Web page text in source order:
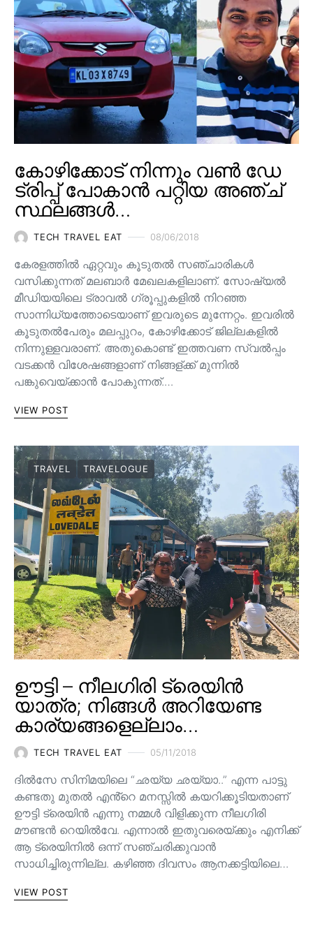
കോഴിക്കോട് നിന്നും വൺ ഡേ
ട്രിപ്പ് പോകാൻ പറ്റിയ അഞ്ച്
സ്ഥലങ്ങൾ…
TECH TRAVEL EAT 08/06/2018
കേരളത്തിൽ ഏറ്റവും കൂടുതൽ സഞ്ചാരികൾ
വസിക്കുന്നത് മലബാർ മേഖലകളിലാണ്. സോഷ്യൽ
മീഡിയയിലെ ട്രാവൽ ഗ്രൂപ്പുകളിൽ നിറഞ്ഞ
സാന്നിധ്യത്തോടെയാണ് ഇവരുടെ മുന്നേറ്റം. ഇവരിൽ
കൂടുതൽപേരും മലപ്പുറം, കോഴിക്കോട് ജില്ലകളിൽ
നിന്നുള്ളവരാണ്. അതുകൊണ്ട് ഇത്തവണ സ്വൽപ്പം
വടക്കൻ വിശേഷങ്ങളാണ് നിങ്ങള്ക്ക് മുന്നിൽ
പങ്കുവെയ്ക്കാൻ പോകുന്നത്.…
VIEW POST
TRAVEL TRAVELOGUE
ഊട്ടി – നീലഗിരി ട്രെയിൻ
യാത്ര; നിങ്ങൾ അറിയേണ്ട
കാര്യങ്ങളെല്ലാം…
TECH TRAVEL EAT 05/11/2018
ദിൽസേ സിനിമയിലെ “ഛയ്യ ഛയ്യാ..” എന്ന പാട്ടു
കണ്ടതു മുതൽ എൻ്റെ മനസ്സിൽ കയറിക്കൂടിയതാണ്
ഊട്ടി ട്രെയിൻ എന്നു നമ്മൾ വിളിക്കുന്ന നീലഗിരി
മൗണ്ടൻ റെയിൽവേ. എന്നാൽ ഇതുവരെയ്ക്കും എനിക്ക്
ആ ട്രെയിനിൽ ഒന്ന് സഞ്ചരിക്കുവാൻ
സാധിച്ചിരുന്നില്ല. കഴിഞ്ഞ ദിവസം ആനക്കട്ടിയിലെ…
VIEW POST